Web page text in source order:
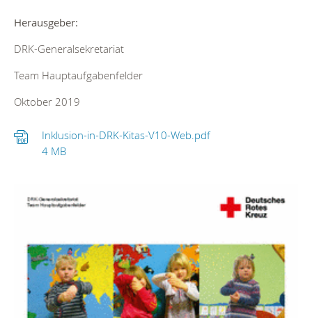
Herausgeber:
DRK-Generalsekretariat
Team Hauptaufgabenfelder
Oktober 2019
Inklusion-in-DRK-Kitas-V10-Web.pdf
4 MB